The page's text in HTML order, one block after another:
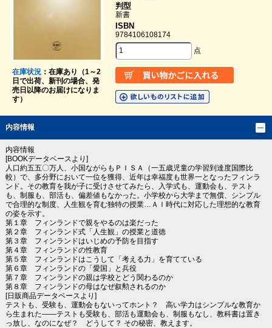
在庫状況：在庫あり（1～2
日で出荷、新刊の場合、発
売日以降のお届けになりま
す）
判型
新書
ISBN
9784106108174
点
内容情報
内容情報
[BOOKデータベースより]
人口約五五〇万人、小国ながらもＰＩＳＡ（一五歳児童の学習到達度国際比
較）で、多分野において一位を獲得、近年は幸福度も世界一となったフィンラ
ンド。その教育を我が子に受けさせてみたら、入学式も、運動会も、テスト
も、制服も、部活も、偏差値もなかった。小学校から大学まで無償、シンプル
で合理的な制度、人生観を育む独特の授業…ＡＩ時代に対応した理想的な教育
の姿を示す。
第１章 フィンランドで親をやるのは楽だった
第２章 フィンランド式「人生観」の授業と道徳
第３章 フィンランドはいじめの予防を目指す
第４章 フィンランドの性教育
第５章 フィンランドはこうして「考える力」を育てている
第６章 フィンランドの「愛国」と兵役
第７章 フィンランドの親は学校とどう関わるのか
第８章 フィンランドの母はなぜ叙勲されるのか
[日販商品データベースより]
テストも、受験も、運動会もないってホント？ 高い学力はシンプルな教育か
ら生まれた――テストも受験も、部活も運動会も、制服もなし、教科書は置き
っ放し、なのになぜ？ どうして？ その秘密、教えます。